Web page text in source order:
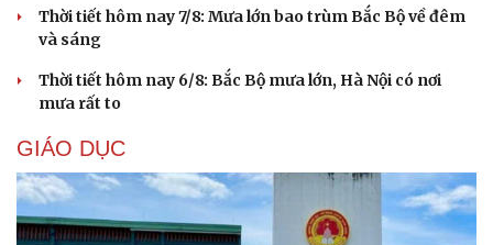
Cải chính
Thời tiết hôm nay 7/8: Mưa lớn bao trùm Bắc Bộ về đêm
và sáng
Thời tiết hôm nay 6/8: Bắc Bộ mưa lớn, Hà Nội có nơi
mưa rất to
GIÁO DỤC